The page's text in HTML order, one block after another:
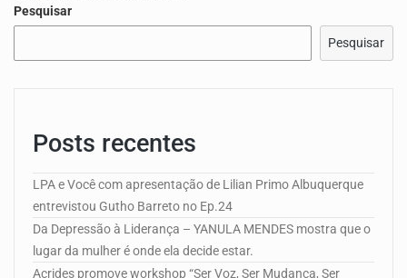
Pesquisar
Pesquisar
Posts recentes
LPA e Você com apresentação de Lilian Primo Albuquerque
entrevistou Gutho Barreto no Ep.24
Da Depressão à Liderança – YANULA MENDES mostra que o
lugar da mulher é onde ela decide estar.
Acrides promove workshop “Ser Voz, Ser Mudança, Ser